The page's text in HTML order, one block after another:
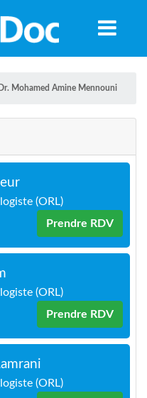
Dr. Mohamed Amine Mennouni
(ORL)
Prendre RDV
(ORL)
Prendre RDV
(ORL)